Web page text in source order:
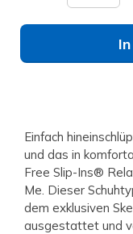
Einfach
und das in
Free Slip-Ins®
Me. Dieser
dem exklusiven
ausgestattet und